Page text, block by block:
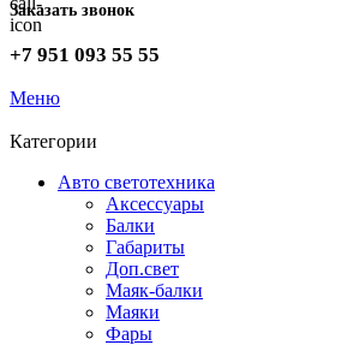
Заказать звонок
+7 951 093 55 55
Меню
Категории
Авто светотехника
Аксессуары
Балки
Габариты
Доп.свет
Маяк-балки
Маяки
Фары